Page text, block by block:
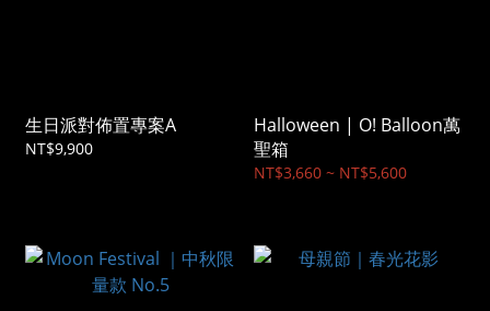
生日派對佈置專案A
NT$9,900
Halloween | O! Balloon萬
聖箱
NT$3,660 ~ NT$5,600